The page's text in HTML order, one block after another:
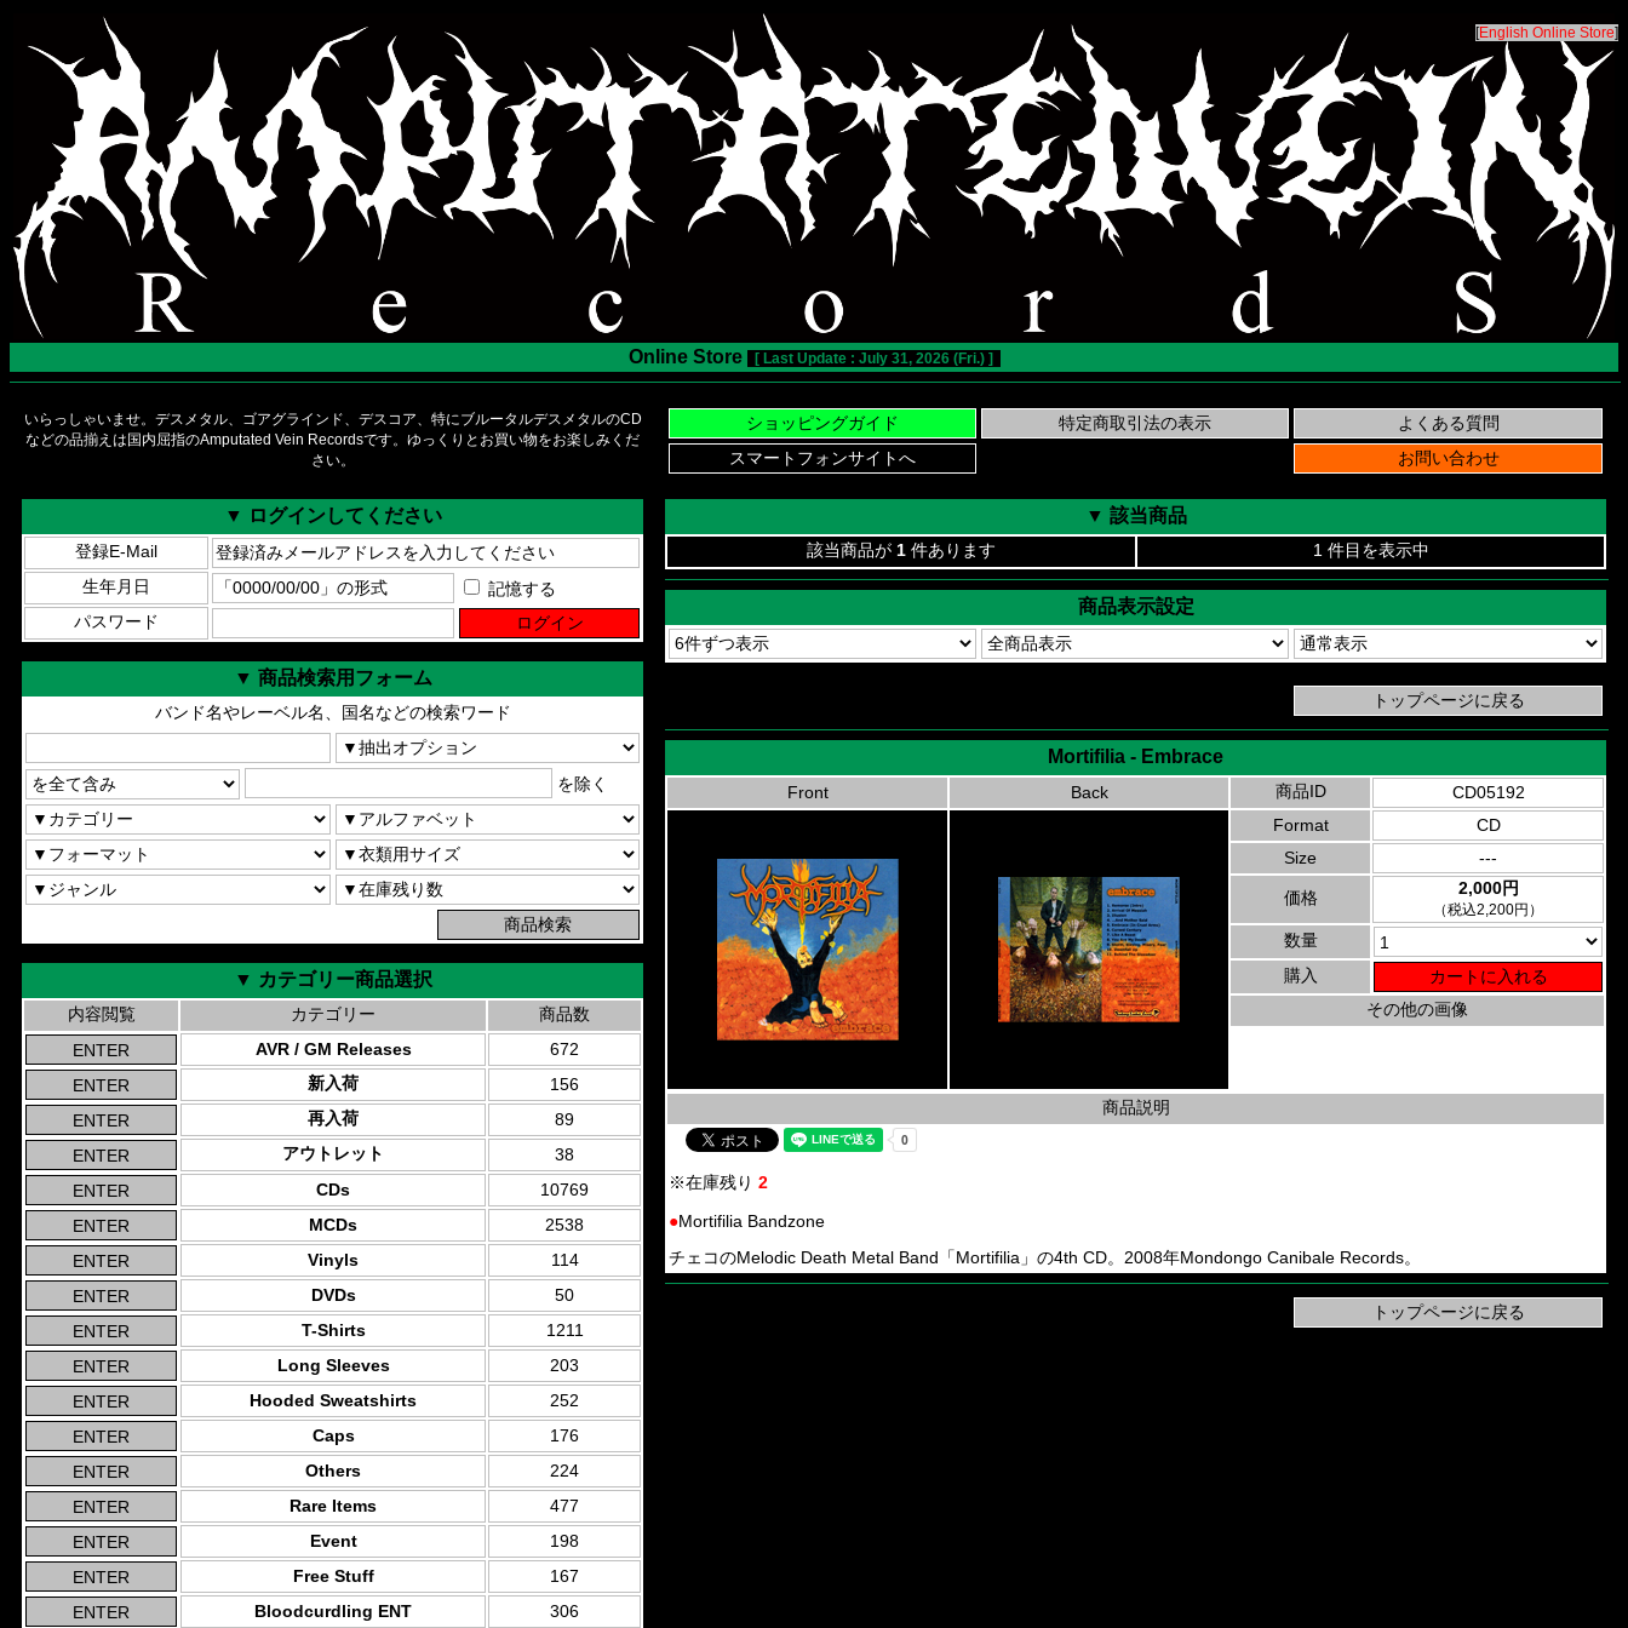
[English Online Store]
Online Store [ Last Update : July 31, 2026 (Fri.) ]
いらっしゃいませ。デスメタル、ゴアグラインド、デスコア、特にブルータルデスメタルのCD
などの品揃えは国内屈指のAmputated Vein Recordsです。ゆっくりとお買い物をお楽しみくだ
さい。
▼ ログインしてください
登録E-Mail
生年月日
記憶する
パスワード
▼ 商品検索用フォーム
バンド名やレーベル名、国名などの検索ワード
を除く
▼ カテゴリー商品選択
内容閲覧 カテゴリー
商品数
AVR / GM Releases
672
新入荷
156
再入荷
89
アウトレット
38
CDs
10769
MCDs
2538
Vinyls
114
DVDs
50
T-Shirts
1211
Long Sleeves
203
Hooded Sweatshirts
252
Caps
176
Others
224
Rare Items
477
Event
198
Free Stuff
167
Bloodcurdling ENT
306
▼ 該当商品
該当商品が 1 件あります 1 件目を表示中
商品表示設定
Mortifilia - Embrace
Front Back 商品ID
CD05192
Format
CD
Size
---
価格 2,000円
（税込2,200円）
数量
購入
その他の画像
商品説明
※在庫残り 2
●Mortifilia Bandzone
チェコのMelodic Death Metal Band「Mortifilia」の4th CD。2008年Mondongo Canibale Records。